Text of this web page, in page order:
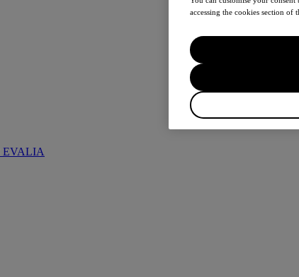
EVALIA
accessing the cookies section of